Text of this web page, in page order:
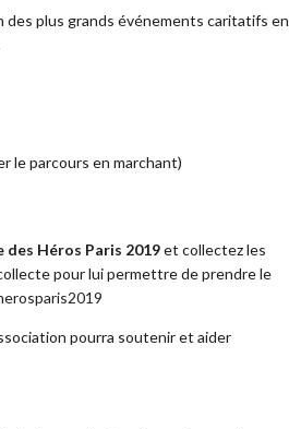
des plus grands événements caritatifs en
le parcours en marchant)
des Héros Paris 2019et collectez les
pour lui permettre de prendre le
pourra soutenir et aider